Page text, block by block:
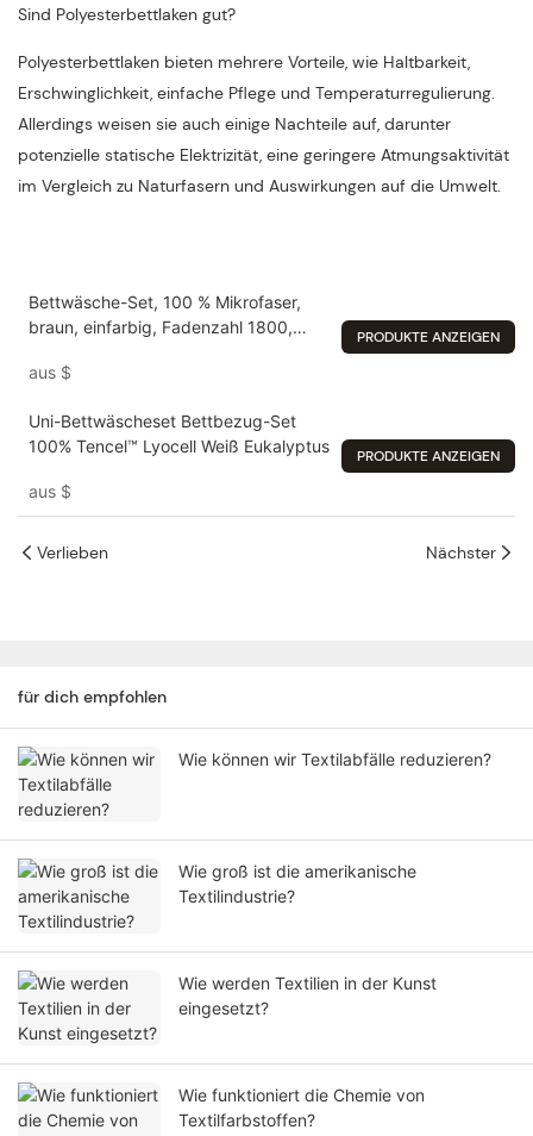
Sind Polyesterbettlaken gut?
Polyesterbettlaken bieten mehrere Vorteile, wie Haltbarkeit,
Erschwinglichkeit, einfache Pflege und Temperaturregulierung.
Allerdings weisen sie auch einige Nachteile auf, darunter
potenzielle statische Elektrizität, eine geringere Atmungsaktivität
im Vergleich zu Naturfasern und Auswirkungen auf die Umwelt.
Bettwäsche-Set, 100 % Mikrofaser,
braun, einfarbig, Fadenzahl 1800,
aus $
PRODUKTE ANZEIGEN
Uni-Bettwäscheset Bettbezug-Set
100% Tencel™ Lyocell Weiß Eukalyptus
aus $
PRODUKTE ANZEIGEN
Verlieben Nächster
für dich empfohlen
Wie können wir Textilabfälle reduzieren?
Wie groß ist die amerikanische
Textilindustrie?
Wie werden Textilien in der Kunst
eingesetzt?
Wie funktioniert die Chemie von
Textilfarbstoffen?